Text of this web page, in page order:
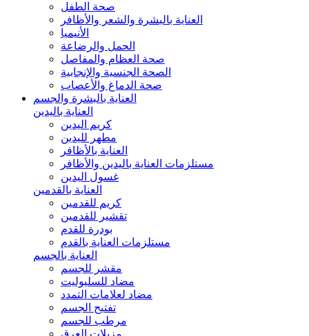
صحة الطفل
العناية بالبشرة والشعر والأظافر
الأنيميا
الحمل والرضاعة
صحة العظام والمفاصل
الصحة الجنسية والإنجابية
صحة الدماغ والأعصاب
العناية بالبشرة والجسم
العناية باليدين
كريم اليدين
مطهر لليدين
العناية بالأظافر
مستلزمات العناية باليدين والأظافر
غسول اليدين
العناية بالقدمين
كريم للقدمين
تقشير للقدمين
بودرة للقدم
مستلزمات العناية بالقدم
العناية بالجسم
مقشر للجسم
مضاد للسليوليت
مضاد لعلامات التمدد
تفتيح الجسم
مرطب للجسم
مزيلات العرق